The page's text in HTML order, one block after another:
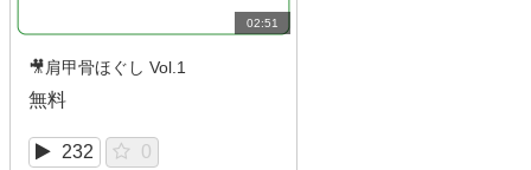
02:51
🎥肩甲骨ほぐし Vol.1
無料
232 0